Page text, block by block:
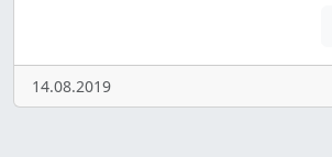
14.08.2019